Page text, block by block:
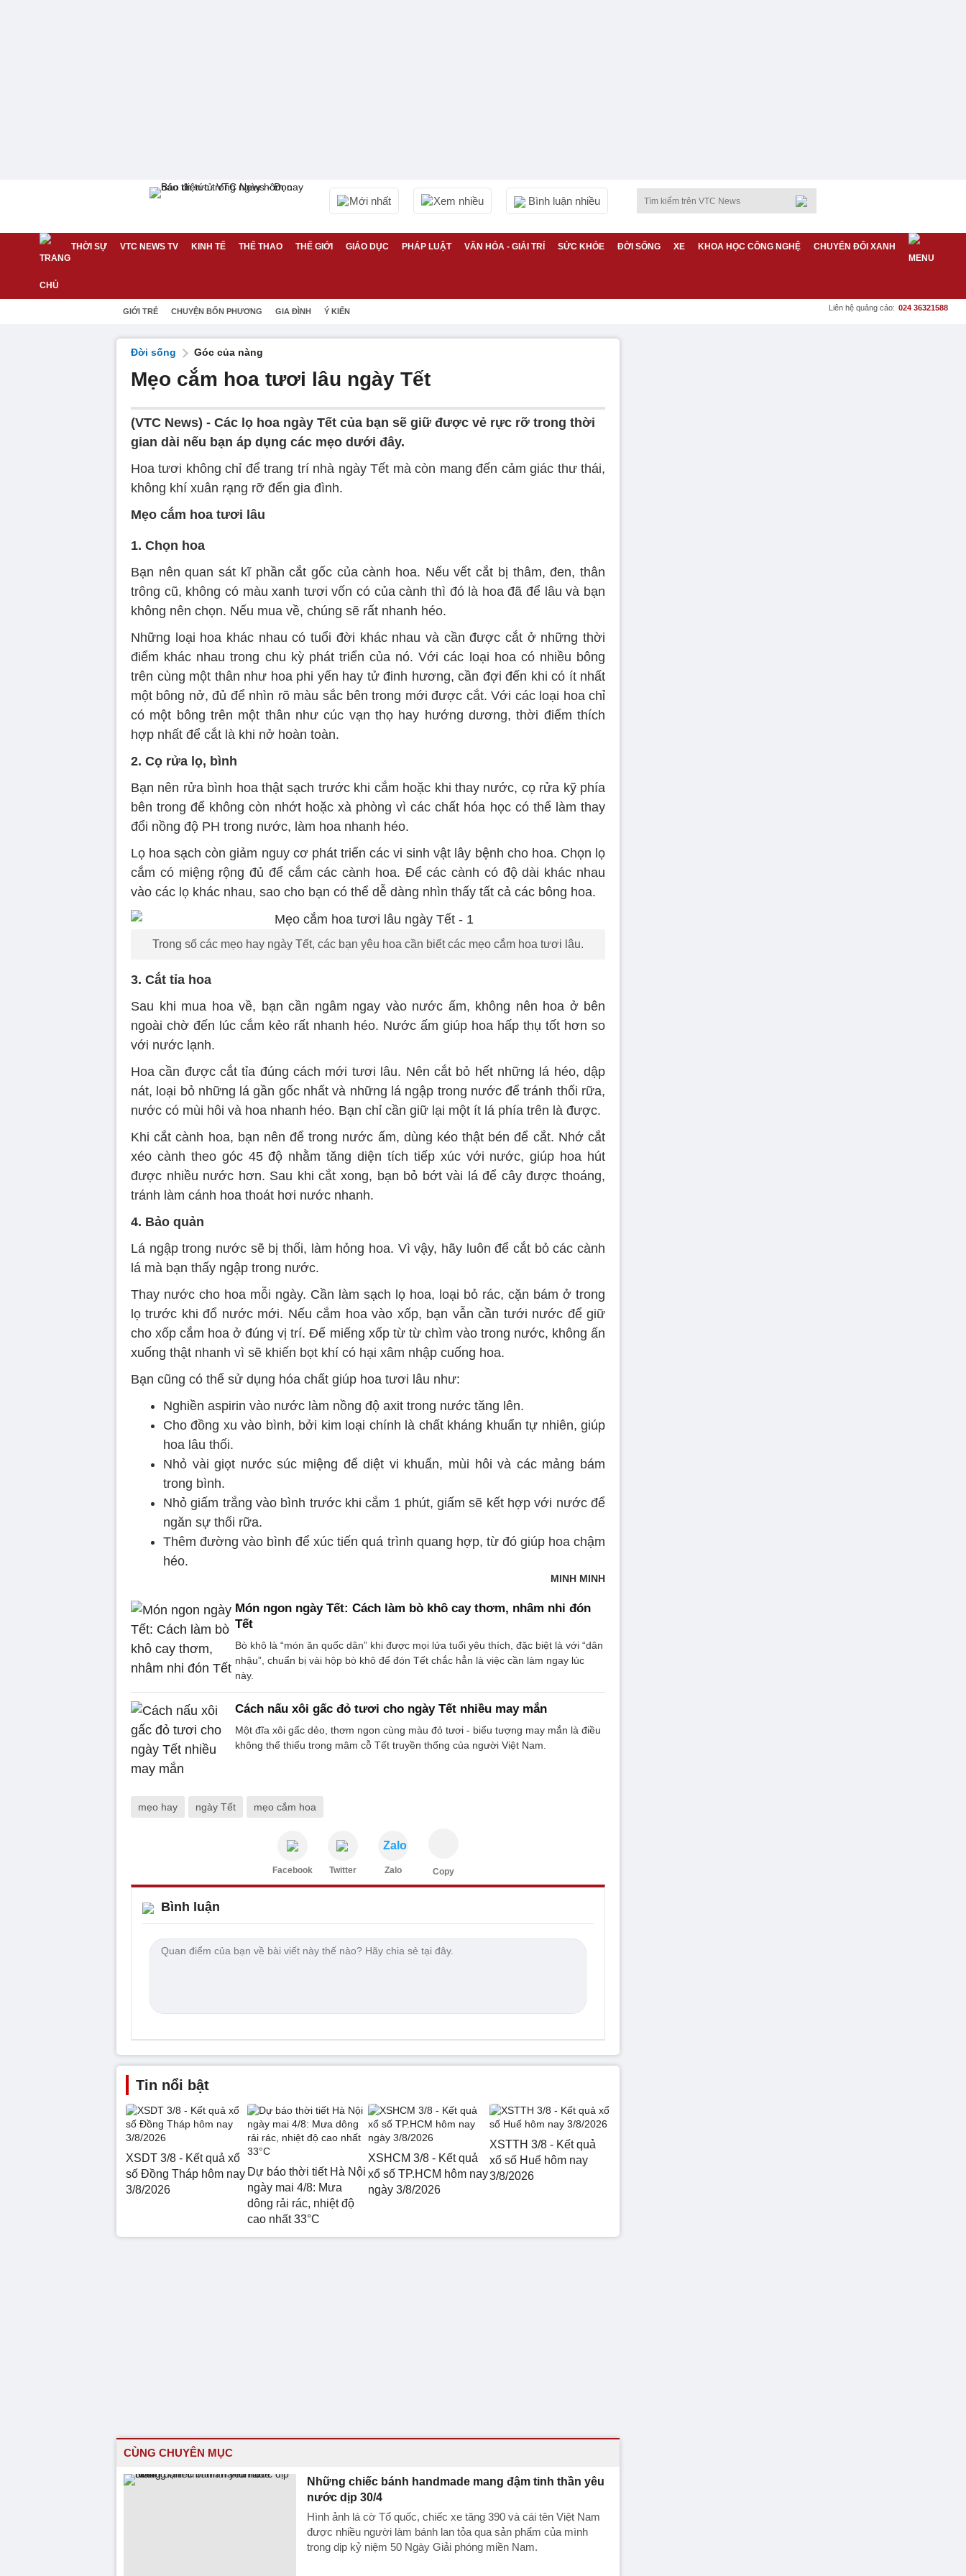
Mới nhất Xem nhiều Bình luận nhiều
THỜI SỰ VTC NEWS TV KINH TẾ THỂ THAO THẾ GIỚI GIÁO DỤC PHÁP LUẬT VĂN HÓA - GIẢI TRÍ SỨC KHỎE ĐỜI SỐNG XE KHOA HỌC CÔNG NGHỆ CHUYỂN ĐỔI XANH
GIỚI TRẺ CHUYỆN BỐN PHƯƠNG GIA ĐÌNH Ý KIẾN Liên hệ quảng cáo: 024 36321588
Đời sống Góc của nàng
Mẹo cắm hoa tươi lâu ngày Tết
(VTC News) - Các lọ hoa ngày Tết của bạn sẽ giữ được vẻ rực rỡ trong thời
gian dài nếu bạn áp dụng các mẹo dưới đây.
Hoa tươi không chỉ để trang trí nhà ngày Tết mà còn mang đến cảm giác thư thái,
không khí xuân rạng rỡ đến gia đình.
Mẹo cắm hoa tươi lâu
1. Chọn hoa
Bạn nên quan sát kĩ phần cắt gốc của cành hoa. Nếu vết cắt bị thâm, đen, thân
trông cũ, không có màu xanh tươi vốn có của cành thì đó là hoa đã để lâu và bạn
không nên chọn. Nếu mua về, chúng sẽ rất nhanh héo.
Những loại hoa khác nhau có tuổi đời khác nhau và cần được cắt ở những thời
điểm khác nhau trong chu kỳ phát triển của nó. Với các loại hoa có nhiều bông
trên cùng một thân như hoa phi yến hay tử đinh hương, cần đợi đến khi có ít nhất
một bông nở, đủ để nhìn rõ màu sắc bên trong mới được cắt. Với các loại hoa chỉ
có một bông trên một thân như cúc vạn thọ hay hướng dương, thời điểm thích
hợp nhất để cắt là khi nở hoàn toàn.
2. Cọ rửa lọ, bình
Bạn nên rửa bình hoa thật sạch trước khi cắm hoặc khi thay nước, cọ rửa kỹ phía
bên trong để không còn nhớt hoặc xà phòng vì các chất hóa học có thể làm thay
đổi nồng độ PH trong nước, làm hoa nhanh héo.
Lọ hoa sạch còn giảm nguy cơ phát triển các vi sinh vật lây bệnh cho hoa. Chọn lọ
cắm có miệng rộng đủ để cắm các cành hoa. Để các cành có độ dài khác nhau
vào các lọ khác nhau, sao cho bạn có thể dễ dàng nhìn thấy tất cả các bông hoa.
Trong số các mẹo hay ngày Tết, các bạn yêu hoa cần biết các mẹo cắm hoa tươi lâu.
3. Cắt tỉa hoa
Sau khi mua hoa về, bạn cần ngâm ngay vào nước ấm, không nên hoa ở bên
ngoài chờ đến lúc cắm kẻo rất nhanh héo. Nước ấm giúp hoa hấp thụ tốt hơn so
với nước lạnh.
Hoa cần được cắt tỉa đúng cách mới tươi lâu. Nên cắt bỏ hết những lá héo, dập
nát, loại bỏ những lá gần gốc nhất và những lá ngập trong nước để tránh thối rữa,
nước có mùi hôi và hoa nhanh héo. Bạn chỉ cần giữ lại một ít lá phía trên là được.
Khi cắt cành hoa, bạn nên để trong nước ấm, dùng kéo thật bén để cắt. Nhớ cắt
xéo cành theo góc 45 độ nhằm tăng diện tích tiếp xúc với nước, giúp hoa hút
được nhiều nước hơn. Sau khi cắt xong, bạn bỏ bớt vài lá để cây được thoáng,
tránh làm cánh hoa thoát hơi nước nhanh.
4. Bảo quản
Lá ngập trong nước sẽ bị thối, làm hỏng hoa. Vì vậy, hãy luôn để cắt bỏ các cành
lá mà bạn thấy ngập trong nước.
Thay nước cho hoa mỗi ngày. Cần làm sạch lọ hoa, loại bỏ rác, cặn bám ở trong
lọ trước khi đổ nước mới. Nếu cắm hoa vào xốp, bạn vẫn cần tưới nước để giữ
cho xốp cắm hoa ở đúng vị trí. Để miếng xốp từ từ chìm vào trong nước, không ấn
xuống thật nhanh vì sẽ khiến bọt khí có hại xâm nhập cuống hoa.
Bạn cũng có thể sử dụng hóa chất giúp hoa tươi lâu như:
Nghiền aspirin vào nước làm nồng độ axit trong nước tăng lên.
Cho đồng xu vào bình, bởi kim loại chính là chất kháng khuẩn tự nhiên, giúp
hoa lâu thối.
Nhỏ vài giọt nước súc miệng để diệt vi khuẩn, mùi hôi và các mảng bám
trong bình.
Nhỏ giấm trắng vào bình trước khi cắm 1 phút, giấm sẽ kết hợp với nước để
ngăn sự thối rữa.
Thêm đường vào bình để xúc tiến quá trình quang hợp, từ đó giúp hoa chậm
héo.
MINH MINH
Món ngon ngày Tết: Cách làm bò khô cay thơm, nhâm nhi đón
Tết
Bò khô là “món ăn quốc dân” khi được mọi lứa tuổi yêu thích, đặc biệt là với “dân
nhậu”, chuẩn bị vài hộp bò khô để đón Tết chắc hẳn là việc cần làm ngay lúc
này.
Cách nấu xôi gấc đỏ tươi cho ngày Tết nhiều may mắn
Một đĩa xôi gấc dẻo, thơm ngon cùng màu đỏ tươi - biểu tượng may mắn là điều
không thể thiếu trong mâm cỗ Tết truyền thống của người Việt Nam.
mẹo hay ngày Tết mẹo cắm hoa
Facebook Twitter
Zalo
Zalo Copy
Bình luận
Tin nổi bật
XSDT 3/8 - Kết quả xổ
số Đồng Tháp hôm nay
3/8/2026
Dự báo thời tiết Hà Nội
ngày mai 4/8: Mưa
dông rải rác, nhiệt độ
cao nhất 33°C
XSHCM 3/8 - Kết quả
xổ số TP.HCM hôm nay
ngày 3/8/2026
XSTTH 3/8 - Kết quả
xổ số Huế hôm nay
3/8/2026
CÙNG CHUYÊN MỤC
Những chiếc bánh handmade mang đậm tinh thần yêu
nước dịp 30/4
Hình ảnh lá cờ Tổ quốc, chiếc xe tăng 390 và cái tên Việt Nam
được nhiều người làm bánh lan tỏa qua sản phẩm của mình
trong dịp kỷ niệm 50 Ngày Giải phóng miền Nam.